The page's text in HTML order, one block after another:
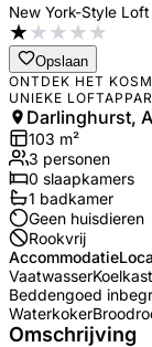
New York-Style
★★★★★
Opslaan
ONTDEK HET
UNIEKE
Darlinghurst,
103 m²
3 personen
0 slaapkamers
1 badkamer
Geen huisdieren
Rookvrij
Accommodatie
VaatwasserKoelkast
Beddengoed
Waterkoker
Omschrijving